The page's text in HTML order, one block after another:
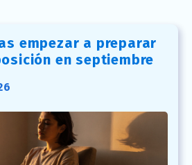
empezar a preparar
en septiembre